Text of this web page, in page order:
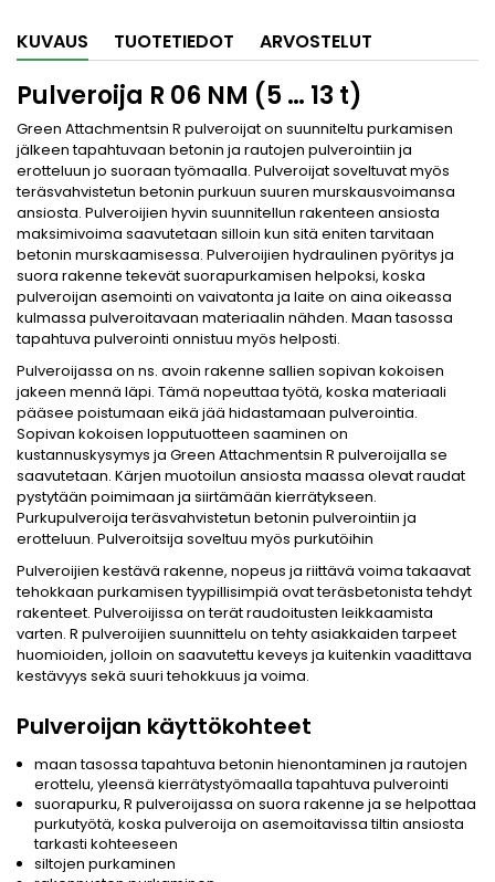
KUVAUS TUOTETIEDOT ARVOSTELUT
Pulveroija R 06 NM (5 … 13 t)
Green Attachmentsin R pulveroijat on suunniteltu purkamisen
jälkeen tapahtuvaan betonin ja rautojen pulverointiin ja
erotteluun jo suoraan työmaalla. Pulveroijat soveltuvat myös
teräsvahvistetun betonin purkuun suuren murskausvoimansa
ansiosta. Pulveroijien hyvin suunnitellun rakenteen ansiosta
maksimivoima saavutetaan silloin kun sitä eniten tarvitaan
betonin murskaamisessa. Pulveroijien hydraulinen pyöritys ja
suora rakenne tekevät suorapurkamisen helpoksi, koska
pulveroijan asemointi on vaivatonta ja laite on aina oikeassa
kulmassa pulveroitavaan materiaalin nähden. Maan tasossa
tapahtuva pulverointi onnistuu myös helposti.
Pulveroijassa on ns. avoin rakenne sallien sopivan kokoisen
jakeen mennä läpi. Tämä nopeuttaa työtä, koska materiaali
pääsee poistumaan eikä jää hidastamaan pulverointia.
Sopivan kokoisen lopputuotteen saaminen on
kustannuskysymys ja Green Attachmentsin R pulveroijalla se
saavutetaan. Kärjen muotoilun ansiosta maassa olevat raudat
pystytään poimimaan ja siirtämään kierrätykseen.
Purkupulveroija teräsvahvistetun betonin pulverointiin ja
erotteluun. Pulveroitsija soveltuu myös purkutöihin
Pulveroijien kestävä rakenne, nopeus ja riittävä voima takaavat
tehokkaan purkamisen tyypillisimpiä ovat teräsbetonista tehdyt
rakenteet. Pulveroijissa on terät raudoitusten leikkaamista
varten. R pulveroijien suunnittelu on tehty asiakkaiden tarpeet
huomioiden, jolloin on saavutettu keveys ja kuitenkin vaadittava
kestävyys sekä suuri tehokkuus ja voima.
Pulveroijan käyttökohteet
maan tasossa tapahtuva betonin hienontaminen ja rautojen
erottelu, yleensä kierrätystyömaalla tapahtuva pulverointi
suorapurku, R pulveroijassa on suora rakenne ja se helpottaa
purkutyötä, koska pulveroija on asemoitavissa tiltin ansiosta
tarkasti kohteeseen
siltojen purkaminen